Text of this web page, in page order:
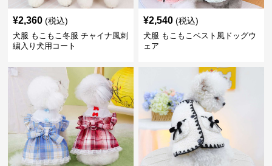
¥2,360 (税込)
犬服 もこもこ冬服 チャイナ風刺
繍入り犬用コート
¥2,540 (税込)
犬服 もこもこベスト風ドッグウ
ェア